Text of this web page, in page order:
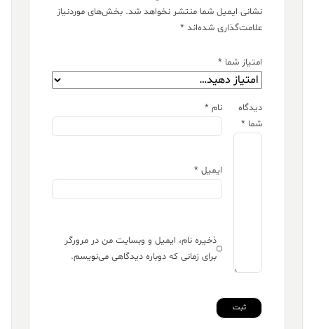
نشانی ایمیل شما منتشر نخواهد شد. بخش‌های موردنیاز
علامت‌گذاری شده‌اند *
امتیاز شما *
دیدگاه
شما *
نام *
ایمیل *
ذخیره نام، ایمیل و وبسایت من در مرورگر
برای زمانی که دوباره دیدگاهی می‌نویسم.